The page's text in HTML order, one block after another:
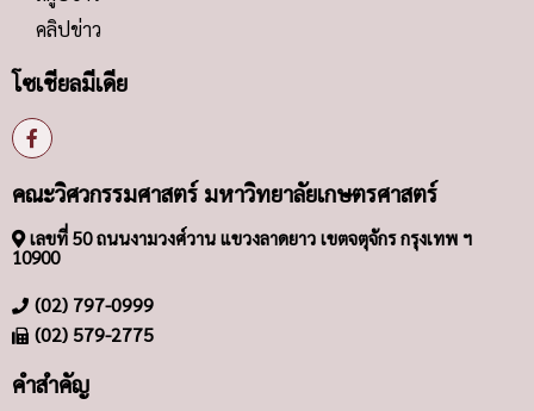
คลิปข่าว
โซเชียลมีเดีย
คณะวิศวกรรมศาสตร์ มหาวิทยาลัยเกษตรศาสตร์
เลขที่ 50 ถนนงามวงศ์วาน แขวงลาดยาว เขตจตุจักร กรุงเทพ ฯ
10900
(02) 797-0999
(02) 579-2775
คำสำคัญ